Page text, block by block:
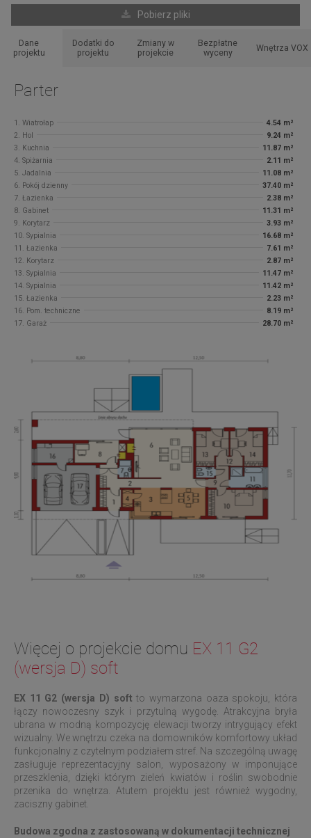
Pobierz pliki
Dane
projektu
Dodatki do
projektu
Zmiany w
projekcie
Bezpłatne
wyceny
Wnętrza VOX
Parter
1. Wiatrołap
4.54 m²
2. Hol
9.24 m²
3. Kuchnia
11.87 m²
4. Spiżarnia
2.11 m²
5. Jadalnia
11.08 m²
6. Pokój dzienny
37.40 m²
7. Łazienka
2.38 m²
8. Gabinet
11.31 m²
9. Korytarz
3.93 m²
10. Sypialnia
16.68 m²
11. Łazienka
7.61 m²
12. Korytarz
2.87 m²
13. Sypialnia
11.47 m²
14. Sypialnia
11.42 m²
15. Łazienka
2.23 m²
16. Pom. techniczne
8.19 m²
17. Garaż
28.70 m²
Więcej o projekcie domu EX 11 G2
(wersja D) soft
EX 11 G2 (wersja D) softto wymarzona oaza spokoju, która
łączy nowoczesny szyk i przytulną wygodę. Atrakcyjna bryła
ubrana w modną kompozycję elewacji tworzy intrygujący efekt
wizualny. We wnętrzu czeka na domowników komfortowy układ
funkcjonalny z czytelnym podziałem stref. Na szczególną uwagę
zasługuje reprezentacyjny salon, wyposażony w imponujące
przeszklenia, dzięki którym zieleń kwiatów i roślin swobodnie
przenika do wnętrza. Atutem projektu jest również wygodny,
zaciszny gabinet.
Budowa zgodna z zastosowaną w dokumentacji technicznej